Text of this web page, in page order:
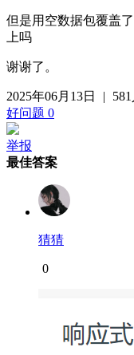
但是用空数据包覆盖
上吗
谢谢了。
2025年06月13日 |
好问题 0
举报
最佳答案
猜猜
0